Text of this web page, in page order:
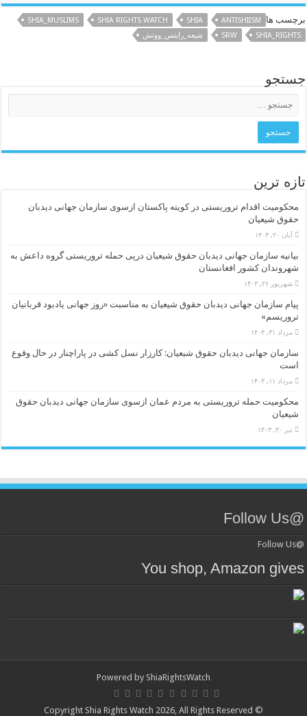
برچسب ها ANTISHIISM
SHIA
SHIA RIGHTS WATCH
SHIA_MUSLIMS
SHIA_RIGHTS
SRW شیعه_رایتس_ووتش
جستجو
تازه ترین
محکومیت اقدام تروریستی در کویته پاکستان ازسوی سازمان جهانی دیدبان
حقوق شیعیان
آبان ۲۰, ۱۴۰۳
بیانیه سازمان جهانی دیدبان حقوق شیعیان درپی حمله تروریستی گروه داعش به
شهروندان کشور افغانستان
شهریور ۲۶, ۱۴۰۳
پیام سازمان جهانی دیدبان حقوق شیعیان به مناسبت «روز جهانی یادبود قربانیان
تروریسم»
مرداد ۳۱, ۱۴۰۳
سازمان جهانی دیدبان حقوق شیعیان: کارزار نسل کشی در پاراچنار در حال وقوع
است
مرداد ۱۱, ۱۴۰۳
محکومیت حمله تروریستی به مردم عمان ازسوی سازمان جهانی دیدبان حقوق
شیعیان
تیر ۳۰, ۱۴۰۳
@Follow Us
@Follow Us
You shop, Amazon gives
Powered by ShiaRightsWatch
© Copyright Shia Rights Watch 2026, All Rights Reserved